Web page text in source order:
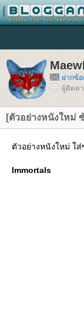
ฝากข้
ผู้ติดต
[ตัวอย่างหนังใหม่
ตัวอย่างหนังใหม่ ใส่
Immortals